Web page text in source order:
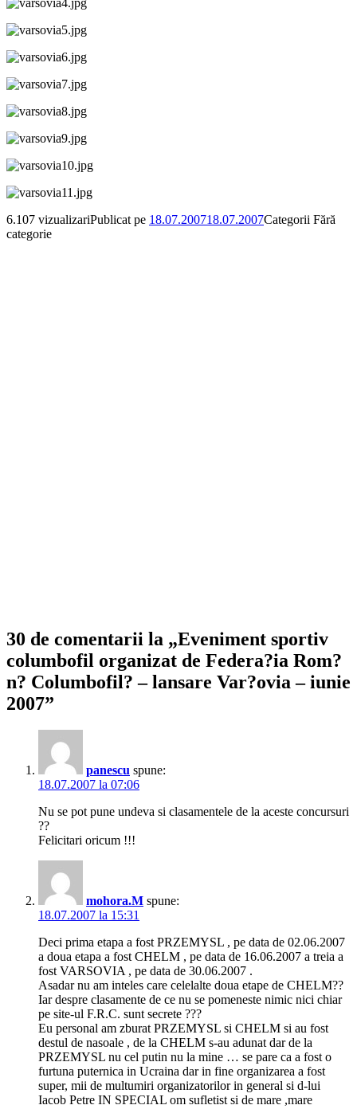
6.107 vizualizariPublicat pe 18.07.200718.07.2007Categorii Fără
categorie
30 de comentarii la „Eveniment sportiv
columbofil organizat de Federa?ia Rom?
n? Columbofil? – lansare Var?ovia – iunie
2007”
panescu spune:
18.07.2007 la 07:06
Nu se pot pune undeva si clasamentele de la aceste concursuri
??
Felicitari oricum !!!
mohora.M spune:
18.07.2007 la 15:31
Deci prima etapa a fost PRZEMYSL , pe data de 02.06.2007
a doua etapa a fost CHELM , pe data de 16.06.2007 a treia a
fost VARSOVIA , pe data de 30.06.2007 .
Asadar nu am inteles care celelalte doua etape de CHELM??
Iar despre clasamente de ce nu se pomeneste nimic nici chiar
pe site-ul F.R.C. sunt secrete ???
Eu personal am zburat PRZEMYSL si CHELM si au fost
destul de nasoale , de la CHELM s-au adunat dar de la
PRZEMYSL nu cel putin nu la mine … se pare ca a fost o
furtuna puternica in Ucraina dar in fine organizarea a fost
super, mii de multumiri organizatorilor in general si d-lui
Iacob Petre IN SPECIAL om sufletist si de mare ,mare